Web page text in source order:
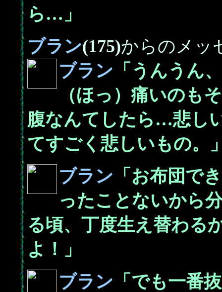
ら…」
ブラン(175)からのメッ
ブラン 「うんうん
（ほっ）痛いのも
腹なんてしたら…悲し
てすごく悲しいもの。
ブラン 「お布団
ったことないから
る頃、丁度生え替わる
よ！」
ブラン 「でも一番